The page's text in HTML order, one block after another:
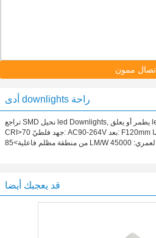
ممون
أدى downlights راحة
تراجع SMD نحيل led Downlights, يطمر أو يعلق led إلى أسفل يشعل تفصيل سريع:
CRI>70 جهد فلطيّ: AC90-264V بعد: F120mm تجهيز: يطمر/يعلق الخفيف حتّى تأثير وما
قد يعجبك أيضا